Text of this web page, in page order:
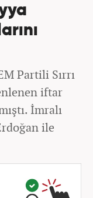
Partili Sırrı
iftar
İmralı
ile